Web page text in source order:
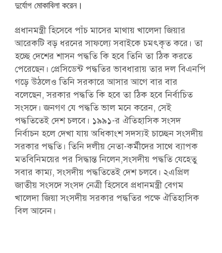
দুর্যোগ মোকাবিলা করেন।
প্রধানমন্ত্রী হিসেবে পাঁচ মাসের মাথায় খালেদা জিয়ার
আরেকটি বড় ধরনের সাফল্যে সবাইকে চমৎকৃত করে। তা
হচ্ছে দেশের শাসন পদ্ধতি কি হবে তিনি তা ঠিক করতে
পেরেছেন। প্রেসিডেন্ট পদ্ধতির ভাবধারায় তার দল বিএনপি
গড়ে উঠলেও তিনি সরকারে আসার আগে বার বার
বলেছেন, সরকার পদ্ধতি কি হবে তা ঠিক হবে নির্বাচিত
সংসদে। জনগণ যে পদ্ধতি ভাল মনে করেন, সেই
পদ্ধতিতেই দেশ চলবে। ১৯৯১-র ঐতিহাসিক সংসদ
নির্বাচন হলে দেখা যায় অধিকাংশ সদস্যই চাচ্ছেন সংসদীয়
সরকার পদ্ধতি। তিনি দলীয় নেতা-কর্মীদের সাথে ব্যাপক
মতবিনিময়ের পর সিদ্ধান্ত নিলেন,সংসদীয় পদ্ধতি যেহেতু
সবার কাম্য, সংসদীয় পদ্ধতিতেই দেশ চলবে। ২এপ্রিল
জাতীয় সংসদে সংসদ নেত্রী হিসেবে প্রধানমন্ত্রী বেগম
খালেদা জিয়া সংসদীয় সরকার পদ্ধতির পক্ষে ঐতিহাসিক
বিল আনেন।